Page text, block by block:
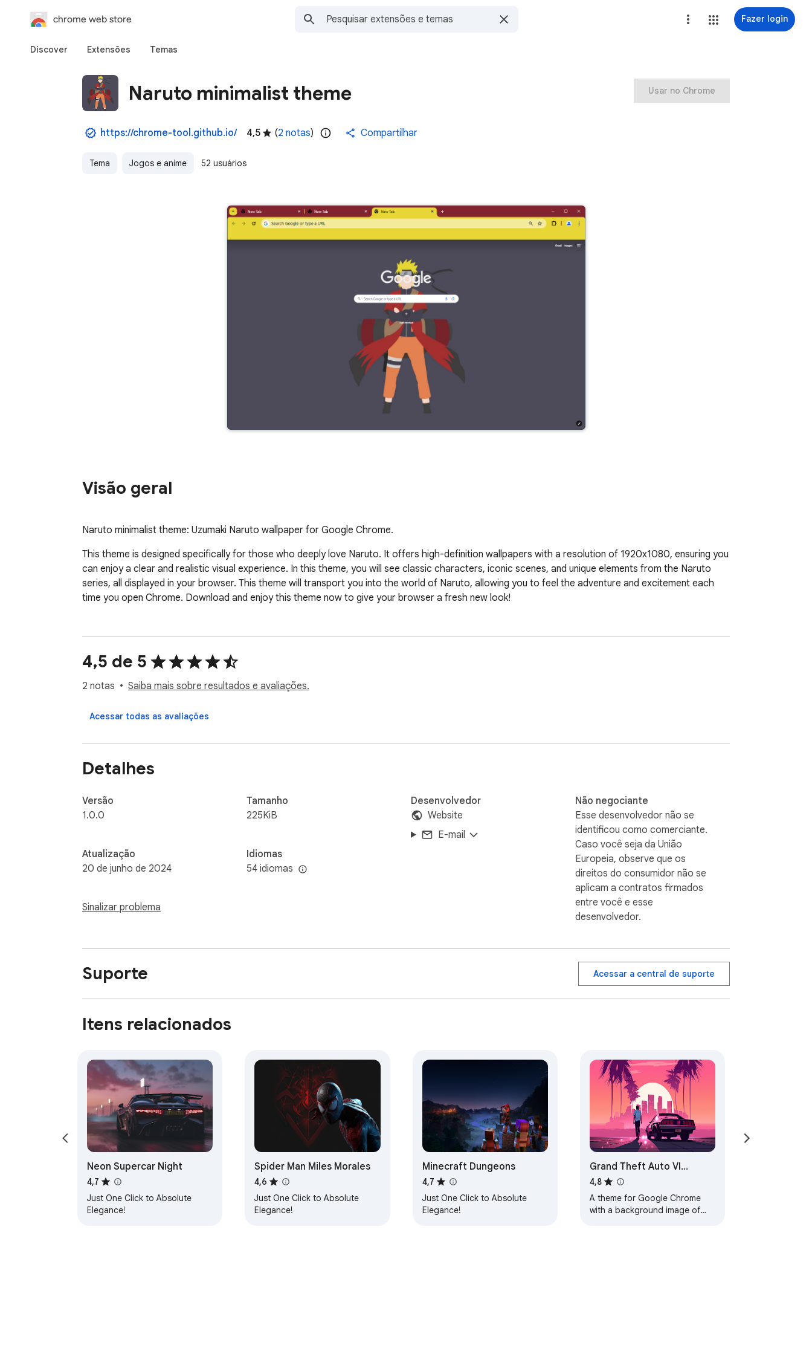
chrome web store Fazer login
Discover Extensões Temas
Naruto minimalist theme
https://chrome-tool.github.io/ 4,5 (2 notas) Compartilhar
Tema Jogos e anime 52 usuários
Usar no Chrome
Visão geral
Naruto minimalist theme: Uzumaki Naruto wallpaper for Google Chrome.
This theme is designed specifically for those who deeply love Naruto. It offers high-definition wallpapers with a resolution of 1920x1080, ensuring you
can enjoy a clear and realistic visual experience. In this theme, you will see classic characters, iconic scenes, and unique elements from the Naruto
series, all displayed in your browser. This theme will transport you into the world of Naruto, allowing you to feel the adventure and excitement each
time you open Chrome. Download and enjoy this theme now to give your browser a fresh new look!
4,5 de 5
2 notas Saiba mais sobre resultados e avaliações.
Acessar todas as avaliações
Detalhes
Versão
1.0.0
Atualização
20 de junho de 2024
Sinalizar problema
Tamanho
225KiB
Idiomas
54 idiomas
Desenvolvedor
Website
E-mail
Não negociante
Esse desenvolvedor não se
identificou como comerciante.
Caso você seja da União
Europeia, observe que os
direitos do consumidor não se
aplicam a contratos firmados
entre você e esse
desenvolvedor.
Suporte Acessar a central de suporte
Itens relacionados
Neon Supercar Night
4,7
Just One Click to Absolute
Elegance!
Spider Man Miles Morales
4,6
Just One Click to Absolute
Elegance!
Minecraft Dungeons
4,7
Just One Click to Absolute
Elegance!
Grand Theft Auto VI
Browser Theme
4,8
A theme for Google Chrome
with a background image of